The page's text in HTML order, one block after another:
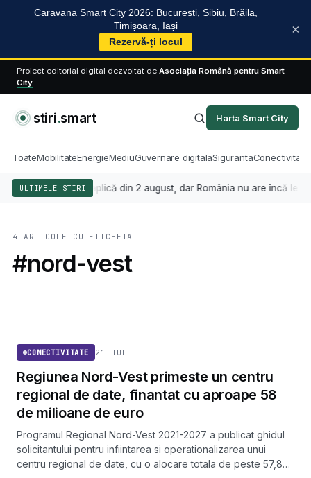
Caravana Smart City 2026: București, Sibiu, Brăila,
Timișoara, Iași
Rezervă-ți locul
×
Proiect editorial digital dezvoltat de Asociația Română pentru Smart
City
stiri.smart Harta Smart City
ToateMobilitateEnergieMediuGuvernare digitalaSigurantaConectivitate
ULTIMELE STIRI
artificială se aplică din 2 august, dar România nu are încă legea
4 ARTICOLE CU ETICHETA
#nord-vest
CONECTIVITATE 21 IUL
Regiunea Nord-Vest primeste un centru
regional de date, finantat cu aproape 58
de milioane de euro
Programul Regional Nord-Vest 2021-2027 a publicat ghidul
solicitantului pentru infiintarea si operationalizarea unui
centru regional de date, cu o alocare totala de peste 57,8